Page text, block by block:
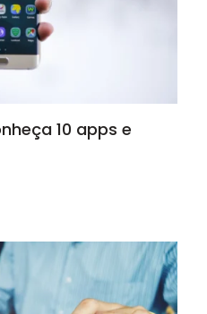
10 apps e